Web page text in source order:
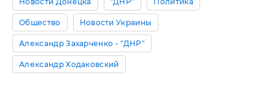
Общество Новости Украины
Александр Захарченко - "ДНР"
Александр Ходаковский